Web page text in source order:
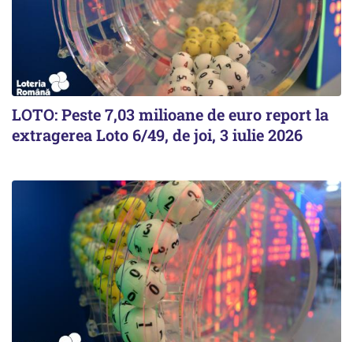
LOTO: Peste 7,03 milioane de euro report la
extragerea Loto 6/49, de joi, 3 iulie 2026